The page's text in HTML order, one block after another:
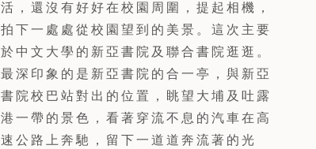
活，還沒有好好在校園周圍，提起相機，
拍下一處處從校園望到的美景。這次主要
於中文大學的新亞書院及聯合書院逛逛。
最深印象的是新亞書院的合一亭，與新亞
書院校巴站對出的位置，眺望大埔及吐露
港一帶的景色，看著穿流不息的汽車在高
速公路上奔馳，留下一道道奔流著的光